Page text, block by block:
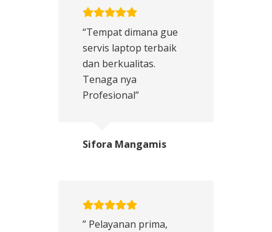
“Tempat dimana gue
servis laptop terbaik
dan berkualitas.
Tenaga nya
Profesional”
Sifora Mangamis
” Pelayanan prima,